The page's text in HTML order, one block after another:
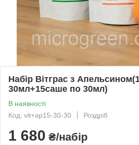
Набір Вітграс з
30мл+15саше по 30мл)
В наявності
Код: vit+ap15-30-30
Роздріб
1 680 ₴/набір